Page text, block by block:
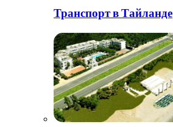
Транспорт в Тайланде